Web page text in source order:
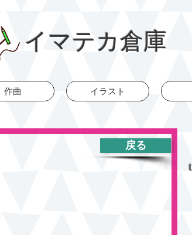
イマテカ倉庫
作曲 イラスト
戻る